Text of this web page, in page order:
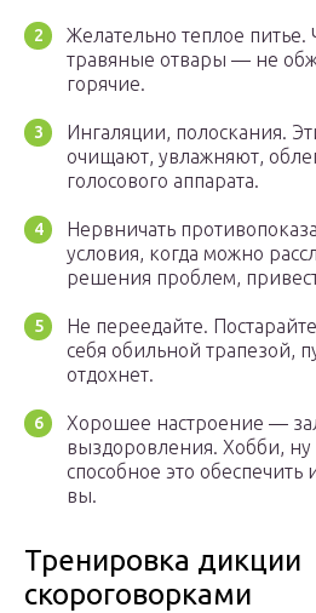
Желательно теплое питье.
травяные отвары — не
горячие.
Ингаляции, полоскания.
очищают, увлажняют,
голосового аппарата.
Нервничать
условия, когда можно
решения проблем,
Не переедайте.
себя обильной трапезой,
отдохнет.
Хорошее настроение —
выздоровления. Хобби, ну
способное это обеспечить
вы.
Тренировка дикции
скороговорками